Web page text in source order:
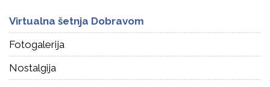
Virtualna šetnja Dobravom
Fotogalerija
Nostalgija